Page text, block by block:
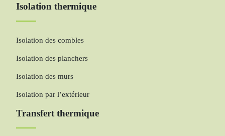
Isolation thermique
Isolation des combles
Isolation des planchers
Isolation des murs
Isolation par l’extérieur
Transfert thermique